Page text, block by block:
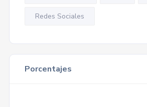
Redes Sociales
Porcentajes